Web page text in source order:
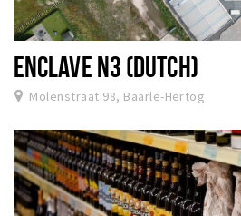
ENCLAVE N3 (DUTCH)
Molenstraat 98, Baarle-Hertog